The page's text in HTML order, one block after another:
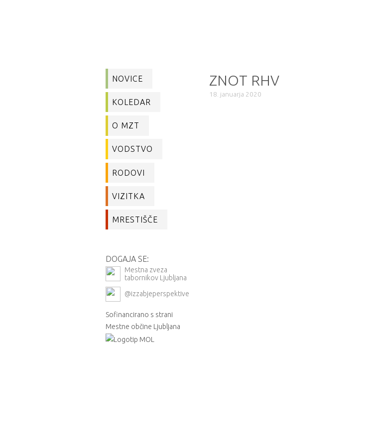
NOVICE
KOLEDAR
O MZT
VODSTVO
RODOVI
VIZITKA
MRESTIŠČE
DOGAJA SE:
Mestna zveza
tabornikov Ljubljana
@izzabjeperspektive
Sofinancirano s strani
Mestne občine Ljubljana
ZNOT RHV
18. januarja 2020